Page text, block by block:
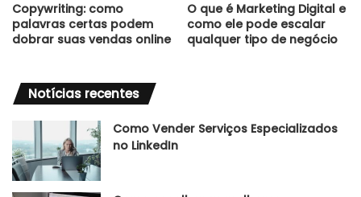
Copywriting: como
palavras certas podem
dobrar suas vendas online
O que é Marketing Digital e
como ele pode escalar
qualquer tipo de negócio
Notícias recentes
Como Vender Serviços Especializados
no LinkedIn